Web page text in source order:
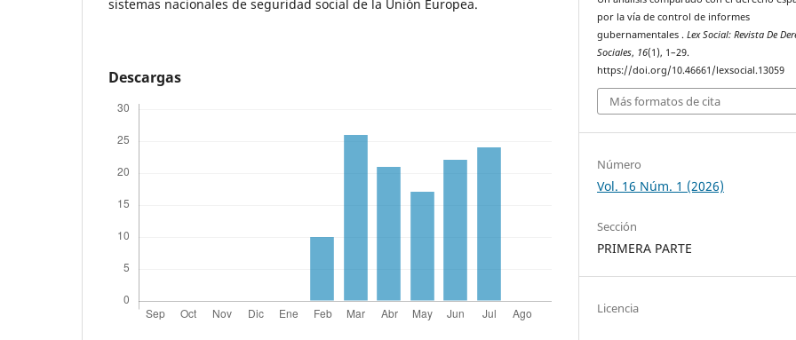
sistemas nacionales de seguridad social de la Unión Europea.
Descargas
por la vía de control de informes
gubernamentales .Lex Social: Revista De
Sociales, 16(1), 1–29.
https://doi.org/10.46661/lexsocial.13059
Más formatos de cita
Número
Vol. 16 Núm. 1 (2026)
Sección
PRIMERA PARTE
Licencia